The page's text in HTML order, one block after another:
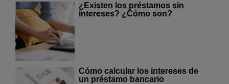
¿Existen los préstamos sin
intereses? ¿Cómo son?
Cómo calcular los intereses de
un préstamo bancario